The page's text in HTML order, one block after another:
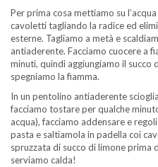
Per prima cosa mettiamo su
cavoletti tagliando la radice ed
esterne. Tagliamo a metà e
antiaderente. Facciamo cuocere a
minuti, quindi aggiungiamo il succo
spegniamo la fiamma.
In un pentolino antiaderente
facciamo tostare per qualche
acqua), facciamo addensare e
pasta e saltiamola in padella coi
spruzzata di succo di limone prima
serviamo calda!